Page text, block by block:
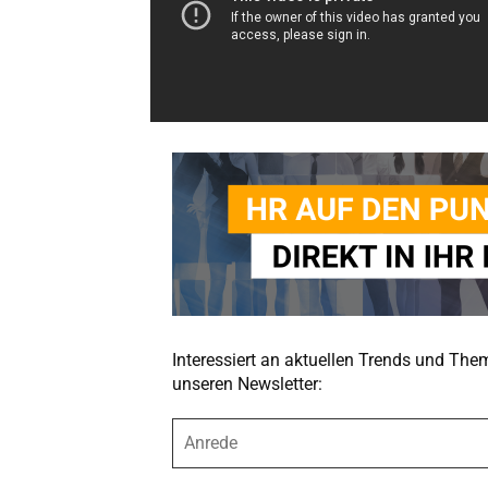
Interessiert an aktuellen Trends und
unseren Newsletter:
r